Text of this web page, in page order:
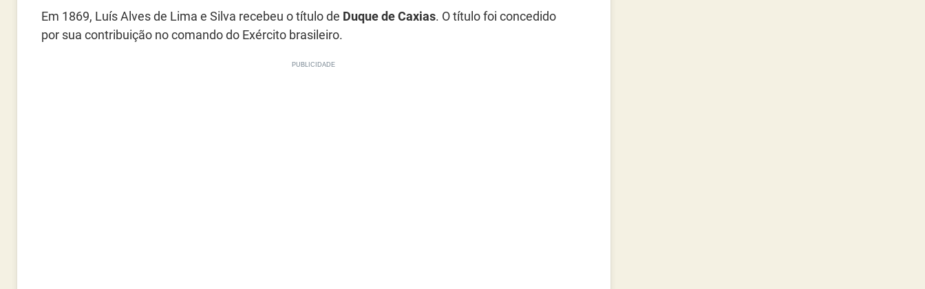
Em 1869, Luís Alves de Lima e Silva recebeu o título de Duque de Caxias. O título foi concedido
por sua contribuição no comando do Exército brasileiro.